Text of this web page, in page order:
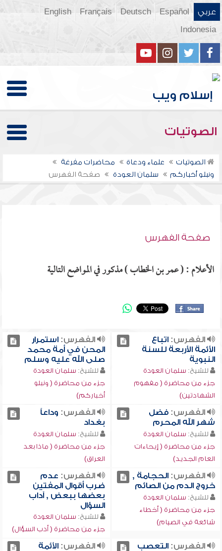
عربي Español
Deutsch
Français
English
Indonesia
الصوتيات
الصوتيات علماء ودعاة
محاضرات مفرغة
ونبلو أخباركم
سلمان العودة صفحة الفهرس
صفحة الفهرس
الأعلام : ( عمر بن الخطاب ) مذكور في المواضع التالية
الفهرس:اتباع
الأئمة الأربعة للسنة
النبوية
للشيخ: سلمان العودة
جزء من محاضرة ( مفهوم
الشهادتين)
الفهرس:استمرار
المحن في أمة محمد
صلى الله عليه وسلم
للشيخ: سلمان العودة
جزء من محاضرة ( ونبلو
أخباركم)
الفهرس:فضل
شهر الله المحرم
للشيخ: سلمان العودة
جزء من محاضرة ( إيحاءات
العام الجديد)
الفهرس: وداعاً
بغداد
للشيخ: سلمان العودة
جزء من محاضرة ( ماذا بعد
العراق)
الفهرس:الحجامة ,
خروج الدم من الصائم
للشيخ: سلمان العودة
جزء من محاضرة ( أخطاء
شائعة في الصيام)
الفهرس: عدم
ضرب أقوال المفتين
بعضها ببعض , آداب
السؤال
للشيخ: سلمان العودة
جزء من محاضرة ( أدب السؤال)
الفهرس:التعصب
الفهرس:الأئمة